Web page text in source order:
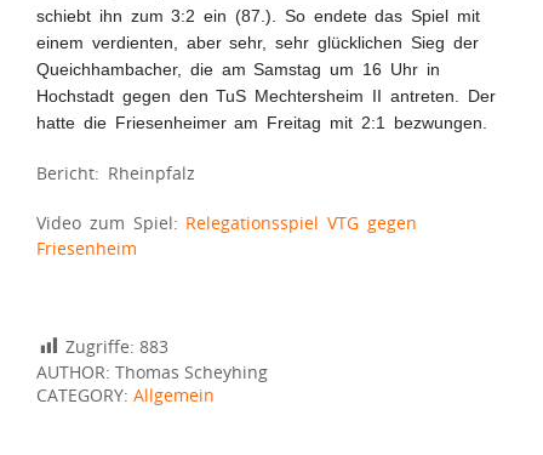
schiebt ihn zum 3:2 ein (87.). So endete das Spiel mit
einem verdienten, aber sehr, sehr glücklichen Sieg der
Queichhambacher, die am Samstag um 16 Uhr in
Hochstadt gegen den TuS Mechtersheim II antreten. Der
hatte die Friesenheimer am Freitag mit 2:1 bezwungen.
Bericht: Rheinpfalz
Video zum Spiel: Relegationsspiel VTG gegen
Friesenheim
Zugriffe: 883
AUTHOR: Thomas Scheyhing
CATEGORY: Allgemein